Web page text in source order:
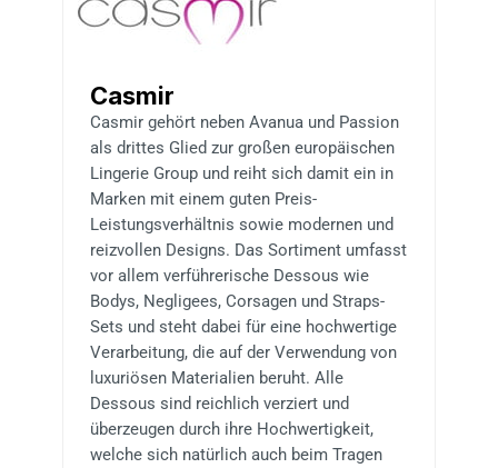
Casmir
Casmir gehört neben Avanua und Passion
als drittes Glied zur großen europäischen
Lingerie Group und reiht sich damit ein in
Marken mit einem guten Preis-
Leistungsverhältnis sowie modernen und
reizvollen Designs. Das Sortiment umfasst
vor allem verführerische Dessous wie
Bodys, Negligees, Corsagen und Straps-
Sets und steht dabei für eine hochwertige
Verarbeitung, die auf der Verwendung von
luxuriösen Materialien beruht. Alle
Dessous sind reichlich verziert und
überzeugen durch ihre Hochwertigkeit,
welche sich natürlich auch beim Tragen